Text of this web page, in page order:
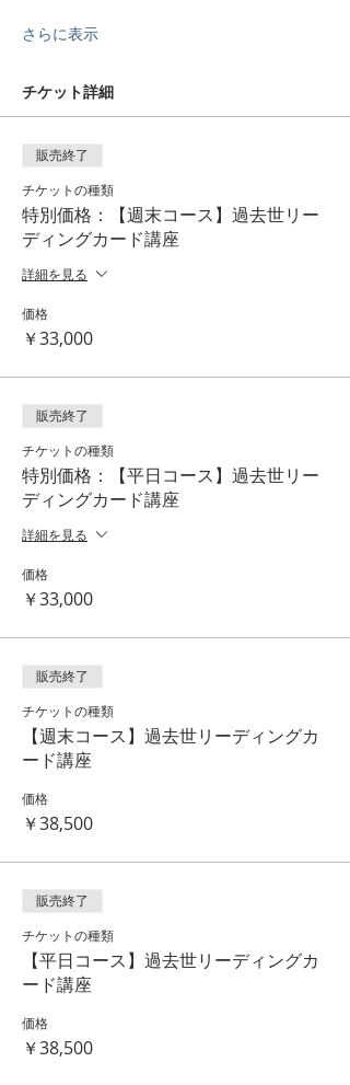
さらに表示
チケット詳細
販売終了
チケットの種類
特別価格：【週末コース】過去世リー
ディングカード講座
詳細を見る
価格
￥33,000
販売終了
チケットの種類
特別価格：【平日コース】過去世リー
ディングカード講座
詳細を見る
価格
￥33,000
販売終了
チケットの種類
【週末コース】過去世リーディングカ
ード講座
価格
￥38,500
販売終了
チケットの種類
【平日コース】過去世リーディングカ
ード講座
価格
￥38,500